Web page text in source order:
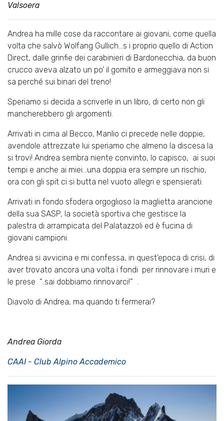
Valsoera
Andrea ha mille cose da raccontare ai giovani, come quella
volta che salvò Wolfang Gullich…s i proprio quello di Action
Direct, dalle grinfie dei carabinieri di Bardonecchia, da buon
crucco aveva alzato un po’ il gomito e armeggiava non si
sa perché sui binari del treno!
Speriamo si decida a scriverle in un libro, di certo non gli
mancherebbero gli argomenti.
Arrivati in cima al Becco, Manlio ci precede nelle doppie,
avendole attrezzate lui speriamo che almeno la discesa la
si trovi! Andrea sembra niente convinto, lo capisco, ai suoi
tempi e anche ai miei…una doppia era sempre un rischio,
ora con gli spit ci si butta nel vuoto allegri e spensierati.
Arrivati in fondo sfodera orgoglioso la maglietta arancione
della sua SASP, la società sportiva che gestisce la
palestra di arrampicata del Palatazzoli ed è fucina di
giovani campioni.
Andrea si avvicina e mi confessa, in quest’epoca di crisi, di
aver trovato ancora una volta i fondi per rinnovare i muri e
le prese “..sai dobbiamo rinnovarci!” .
Diavolo di Andrea, ma quando ti fermerai?
Andrea Giorda
CAAI - Club Alpino Accademico